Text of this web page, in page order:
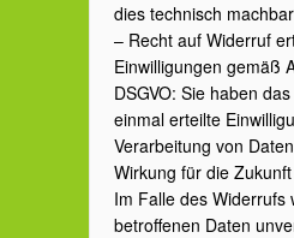
dies technisch
– Recht auf Widerruf
Einwilligungen gemäß
DSGVO: Sie haben
einmal erteilte
Verarbeitung von
Wirkung für die
Im Falle des Widerrufs
betroffenen Daten